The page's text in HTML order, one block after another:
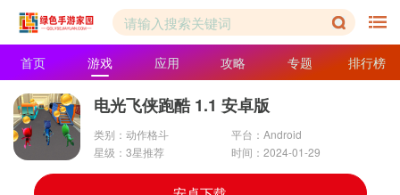
首页 游戏 应用 攻略 专题 排行榜
电光飞侠跑酷 1.1 安卓版
类别：动作格斗
平台：Android
星级：3星推荐
时间：2024-01-29